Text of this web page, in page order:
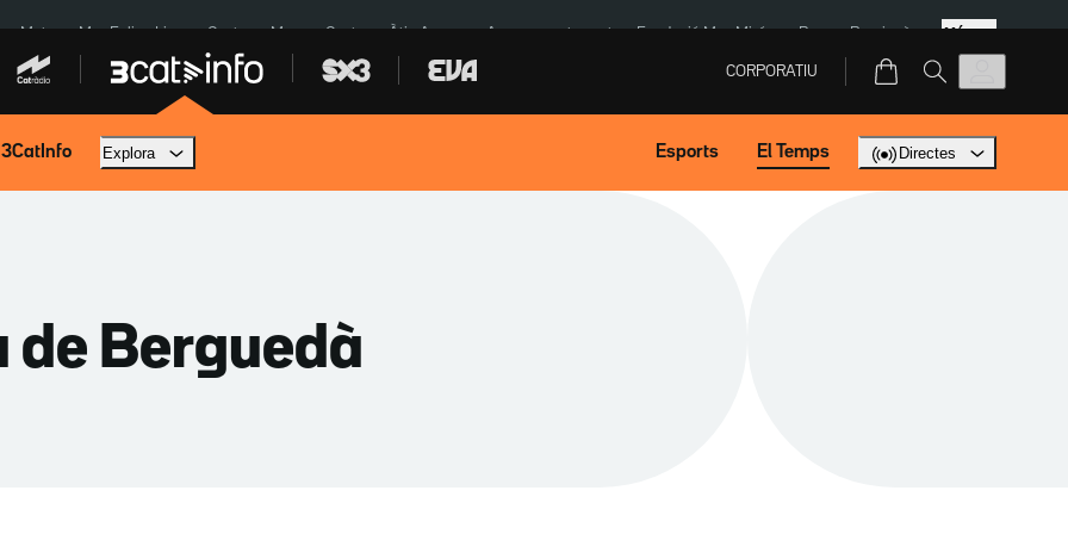
a Meta Mor Felipe Lipe Ceuta Menors Ceuta Àtic Ayuso Aparcament agost Fundació Mas Miró eBay Perpinyà Més
CORPORATIU
3CatInfo Explora Esports El Temps Directes
de Berguedà